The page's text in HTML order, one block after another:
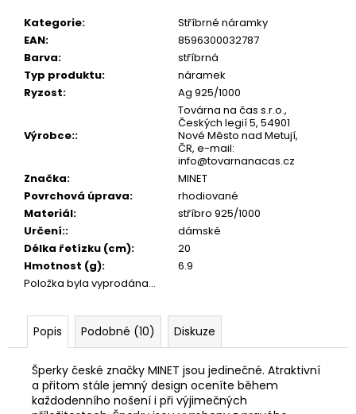
Kategorie:
Stříbrné náramky
EAN:
8596300032787
Barva:
stříbrná
Typ produktu:
náramek
Ryzost: Ag 925/1000
Výrobce::
Továrna na čas s.r.o.,
Českých legií 5, 54901
Nové Město nad Metují,
ČR, e-mail:
info@tovarnanacas.cz
Značka:
MINET
Povrchová úprava:
rhodiované
Materiál:
stříbro 925/1000
Určení::
dámské
Délka řetízku (cm):
20
Hmotnost (g):
6.9
Položka byla vyprodána…
Popis Podobné (10) Diskuze
Šperky české značky MINET jsou jedinečné. Atraktivní
a přitom stále jemný design oceníte během
každodenního nošení i při výjimečných
e
m
e